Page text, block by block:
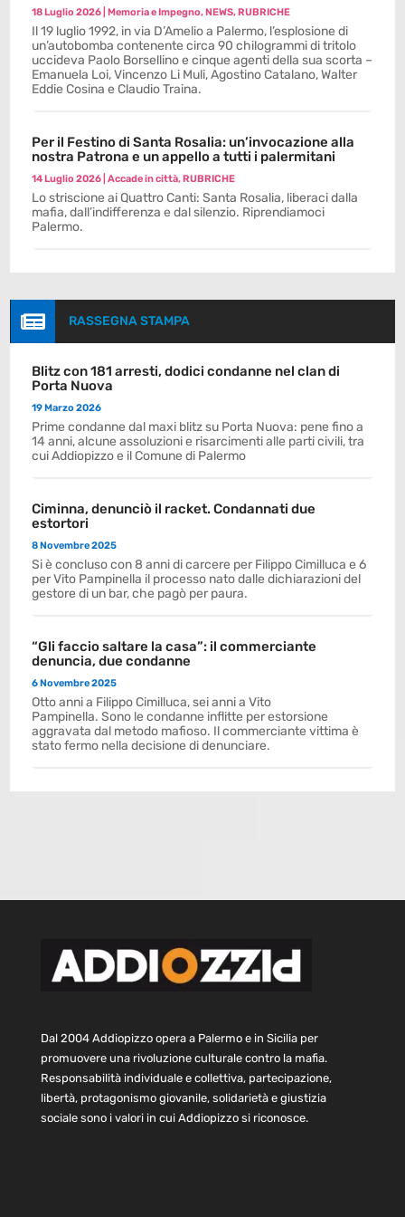
18 Luglio 2026 |Memoria e Impegno,NEWS,RUBRICHE
Il 19 luglio 1992, in via D’Amelio a Palermo, l’esplosione di
un’autobomba contenente circa 90 chilogrammi di tritolo
uccideva Paolo Borsellino e cinque agenti della sua scorta –
Emanuela Loi, Vincenzo Li Muli, Agostino Catalano, Walter
Eddie Cosina e Claudio Traina.
Per il Festino di Santa Rosalia: un’invocazione alla
nostra Patrona e un appello a tutti i palermitani
14 Luglio 2026 |Accade in città,RUBRICHE
Lo striscione ai Quattro Canti: Santa Rosalia, liberaci dalla
mafia, dall’indifferenza e dal silenzio. Riprendiamoci
Palermo.
 RASSEGNA STAMPA
Blitz con 181 arresti, dodici condanne nel clan di
Porta Nuova
19 Marzo 2026
Prime condanne dal maxi blitz su Porta Nuova: pene fino a
14 anni, alcune assoluzioni e risarcimenti alle parti civili, tra
cui Addiopizzo e il Comune di Palermo
Ciminna, denunciò il racket. Condannati due
estortori
8 Novembre 2025
Si è concluso con 8 anni di carcere per Filippo Cimilluca e 6
per Vito Pampinella il processo nato dalle dichiarazioni del
gestore di un bar, che pagò per paura.
“Gli faccio saltare la casa”: il commerciante
denuncia, due condanne
6 Novembre 2025
Otto anni a Filippo Cimilluca, sei anni a Vito
Pampinella. Sono le condanne inflitte per estorsione
aggravata dal metodo mafioso. Il commerciante vittima è
stato fermo nella decisione di denunciare.
Dal 2004 Addiopizzo opera a Palermo e in Sicilia per
promuovere una rivoluzione culturale contro la mafia.
Responsabilità individuale e collettiva, partecipazione,
libertà, protagonismo giovanile, solidarietà e giustizia
sociale sono i valori in cui Addiopizzo si riconosce.